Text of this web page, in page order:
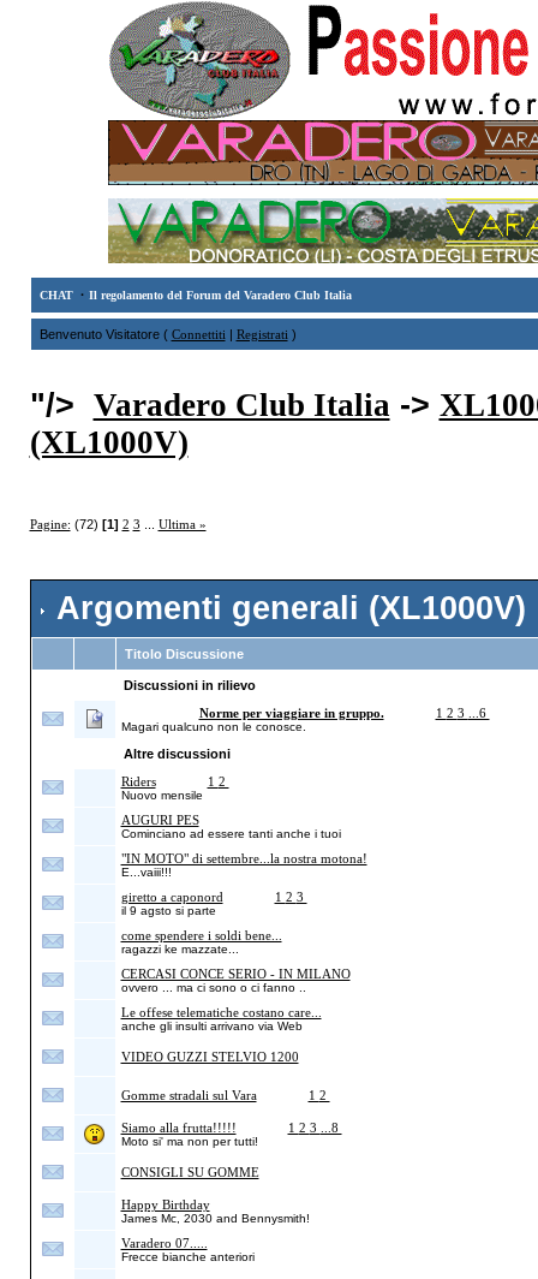
CHAT · Il regolamento del Forum del Varadero Club Italia
Benvenuto Visitatore ( Connettiti | Registrati )
"/> Varadero Club Italia ->
(XL1000V)
Pagine: (72) [1] 2 3 Ultima »
Argomenti generali (XL1000V)
Titolo Discussione
Discussioni in rilievo
Norme per viaggiare in gruppo. 1 2 3 ...6
Magari qualcuno non le conosce.
Altre discussioni
Riders
1 2
Nuovo mensile
AUGURI PES
Cominciano ad essere tanti anche i tuoi
"IN MOTO" di settembre...la nostra motona!
E...vaiii!!!
giretto a caponord 1 2 3
il 9 agsto si parte
come spendere i soldi bene...
ragazzi ke mazzate...
CERCASI CONCE SERIO - IN MILANO
ovvero ... ma ci sono o ci fanno ..
Le offese telematiche costano care...
anche gli insulti arrivano via Web
VIDEO GUZZI STELVIO 1200
Gomme stradali sul Vara 1 2
Siamo alla frutta!!!!! 1 2 3 ...8
Moto si' ma non per tutti!
CONSIGLI SU GOMME
Happy Birthday
James Mc, 2030 and Bennysmith!
Varadero 07.....
Frecce bianche anteriori